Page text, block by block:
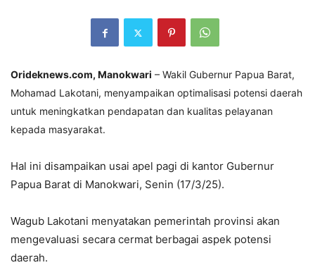
Orideknews.com, Manokwari – Wakil Gubernur Papua Barat,
Mohamad Lakotani, menyampaikan optimalisasi potensi daerah
untuk meningkatkan pendapatan dan kualitas pelayanan
kepada masyarakat.
Hal ini disampaikan usai apel pagi di kantor Gubernur
Papua Barat di Manokwari, Senin (17/3/25).
Wagub Lakotani menyatakan pemerintah provinsi akan
mengevaluasi secara cermat berbagai aspek potensi
daerah.